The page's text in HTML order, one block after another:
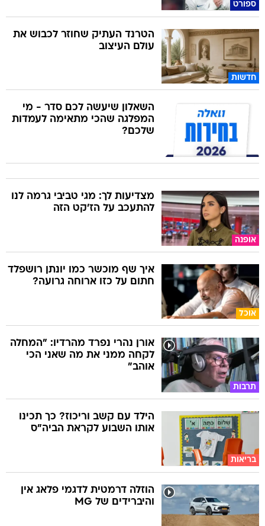
ספורט
חדשות
הטרנד העתיק שחוזר לכבוש את
עולם העיצוב
השאלון שיעשה לכם סדר - מי
המפלגה שהכי מתאימה לעמדות
שלכם?
אופנה
מצדיעות לך: מגי טביבי גרמה לנו
להתעכב על הז'קט הזה
אוכל
איך שף מוכשר כמו יונתן רושפלד
חתום על כזו ארוחה גרועה?
תרבות
אורן נהרי נפרד מהרדיו: "המחלה
לקחה ממני את מה שאני הכי
אוהב"
בריאות
הילד עם קשב וריכוז? כך תכינו
אותו השבוע לקראת הביה"ס
הוזלה דרמטית לדגמי פלאג אין
והיברידים של MG